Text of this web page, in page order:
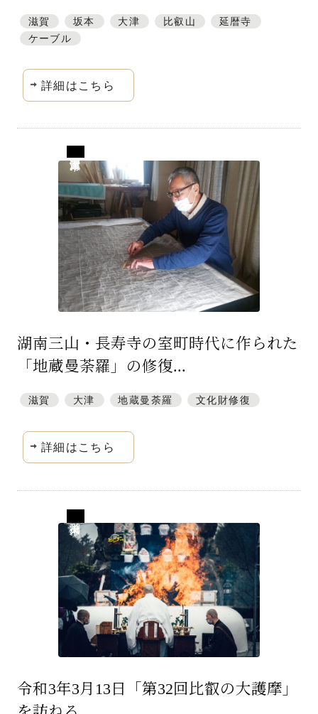
滋賀 坂本 大津 比叡山
延暦寺
ケーブル
詳細はこちら
湖南三山・長寿寺の室町時代に作られた
「地蔵曼荼羅」の修復...
滋賀 大津 地蔵曼荼羅 文化財修復
詳細はこちら
令和3年3月13日「第32回比叡の大護摩」